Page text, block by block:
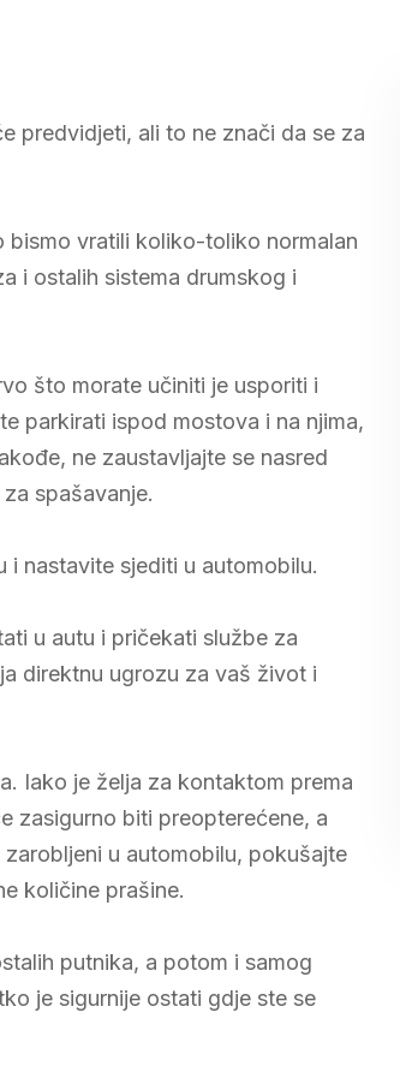
predvidjeti, ali to ne znači da se za
bismo vratili koliko-toliko normalan
i ostalih sistema drumskog i
što morate učiniti je usporiti i
parkirati ispod mostova i na njima,
ne zaustavljajte se nasred
spašavanje.
nastavite sjediti u automobilu.
u autu i pričekati službe za
direktnu ugrozu za vaš život i
Iako je želja za kontaktom prema
zasigurno biti preopterećene, a
u automobilu, pokušajte
količine prašine.
putnika, a potom i samog
je sigurnije ostati gdje ste se